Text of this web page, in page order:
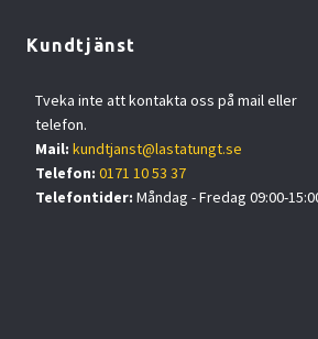
Kundtjänst
Tveka inte att kontakta oss på mail eller
telefon.
Mail: kundtjanst@lastatungt.se
Telefon: 0171 10 53 37
Telefontider: Måndag - Fredag 09:00-